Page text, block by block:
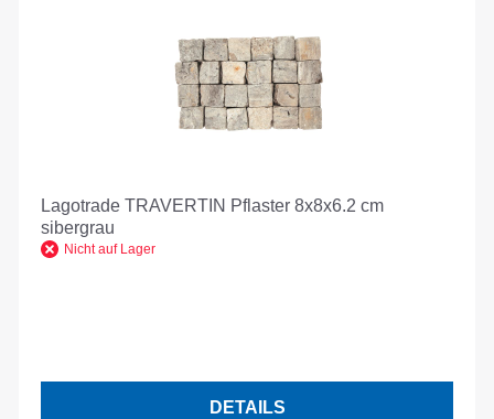
Lagotrade TRAVERTIN Pflaster 8x8x6.2 cm
sibergrau
Nicht auf Lager
DETAILS